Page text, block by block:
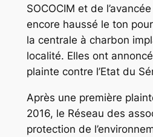
SOCOCIM et de
encore haussé le ton
la centrale à charbon
localité. Elles ont
plainte contre l’Etat du
Après une première
2016, le Réseau des
protection de